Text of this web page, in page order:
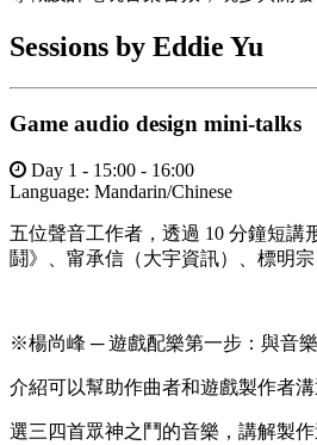
Sessions by Eddie Yu
Game audio design mini-talks
Day 1 - 15:00 - 16:00
Language: Mandarin/Chinese
五位聲音工作者，透過 10 分鐘短
鬪》、甯承信（大宇資訊）、標明
※楊尚峰 ─ 遊戲配樂第一步：與音
介紹可以幫助作曲者和遊戲製作者
選三四首眾神之鬥的音樂，講解製